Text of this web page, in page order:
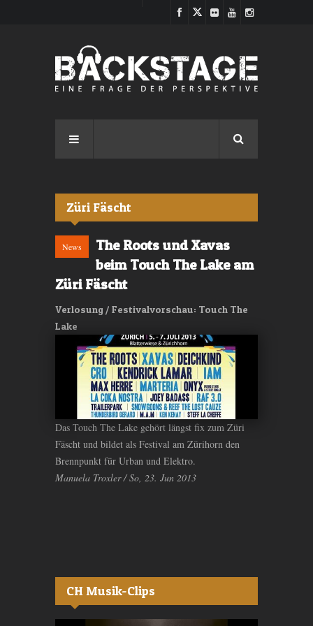
Züri Fäscht
News
The Roots und Xavas
beim Touch The Lake am
Züri Fäscht
Verlosung / Festivalvorschau: Touch The
Lake
Das Touch The Lake gehört längst fix zum Züri
Fäscht und bildet als Festival am Zürihorn den
Brennpunkt für Urban und Elektro.
Manuela Troxler / So, 23. Jun 2013
CH Musik-Clips